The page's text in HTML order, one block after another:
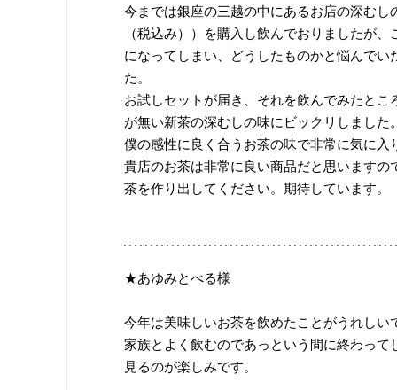
今までは銀座の三越の中にあるお店の深むし
（税込み））を購入し飲んでおりましたが
になってしまい、どうしたものかと悩んでい
た。
お試しセットが届き、それを飲んでみたとこ
が無い新茶の深むしの味にビックリしました
僕の感性に良く合うお茶の味で非常に気に入
貴店のお茶は非常に良い商品だと思いますの
茶を作り出してください。期待しています。
★あゆみとべる様
今年は美味しいお茶を飲めたことがうれしい
家族とよく飲むのであっという間に終わって
見るのが楽しみです。